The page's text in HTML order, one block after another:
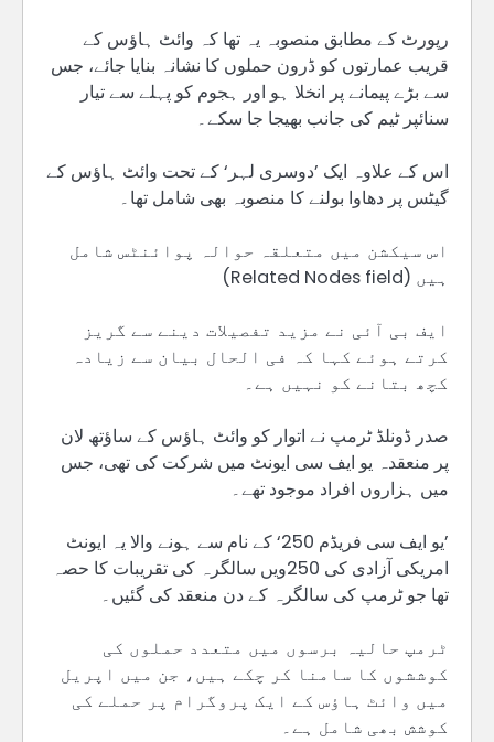
رپورٹ کے مطابق منصوبہ یہ تھا کہ وائٹ ہاؤس کے
قریب عمارتوں کو ڈرون حملوں کا نشانہ بنایا جائے، جس
سے بڑے پیمانے پر انخلا ہو اور ہجوم کو پہلے سے تیار
سنائپر ٹیم کی جانب بھیجا جا سکے۔
اس کے علاوہ ایک ’دوسری لہر‘ کے تحت وائٹ ہاؤس کے
گیٹس پر دھاوا بولنے کا منصوبہ بھی شامل تھا۔
اس سیکشن میں متعلقہ حوالہ پوائنٹس شامل
ہیں (Related Nodes field)
ایف بی آئی نے مزید تفصیلات دینے سے گریز
کرتے ہوئے کہا کہ فی الحال بیان سے زیادہ
کچھ بتانے کو نہیں ہے۔
صدر ڈونلڈ ٹرمپ نے اتوار کو وائٹ ہاؤس کے ساؤتھ لان
پر منعقدہ یو ایف سی ایونٹ میں شرکت کی تھی، جس
میں ہزاروں افراد موجود تھے۔
’یو ایف سی فریڈم 250‘ کے نام سے ہونے والا یہ ایونٹ
امریکی آزادی کی 250ویں سالگرہ کی تقریبات کا حصہ
تھا جو ٹرمپ کی سالگرہ کے دن منعقد کی گئیں۔
ٹرمپ حالیہ برسوں میں متعدد حملوں کی
کوششوں کا سامنا کر چکے ہیں، جن میں اپریل
میں وائٹ ہاؤس کے ایک پروگرام پر حملے کی
کوشش بھی شامل ہے۔